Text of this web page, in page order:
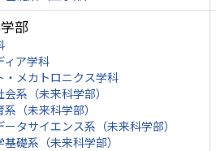
部
ィア学科
・メカトロニクス学科
系（未来科学部）
（未来科学部）
タサイエンス系（未来科学部）
基礎系（未来科学部）